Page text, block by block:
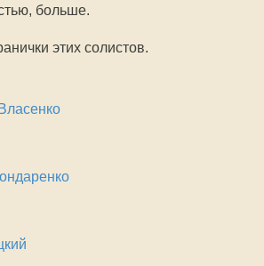
больше.
этих солистов.